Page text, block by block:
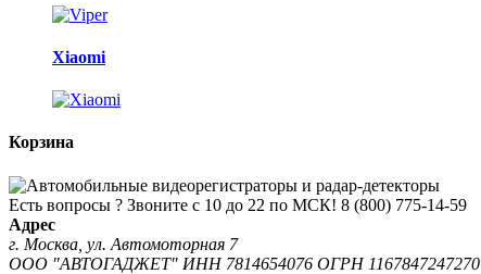
Xiaomi
Корзина
Есть вопросы ? Звоните с 10 до 22 по МСК! 8 (800) 775-14-59
Адрес
г. Москва, ул. Автомоторная 7
ООО "АВТОГАДЖЕТ" ИНН 7814654076 ОГРН 1167847247270